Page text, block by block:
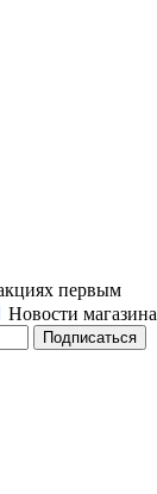
первым
Новости магазина